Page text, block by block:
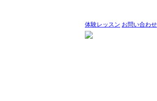
体験レッスン お問い合わせ